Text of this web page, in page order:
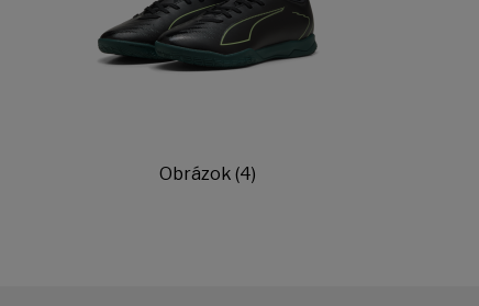
Obrázok (4)